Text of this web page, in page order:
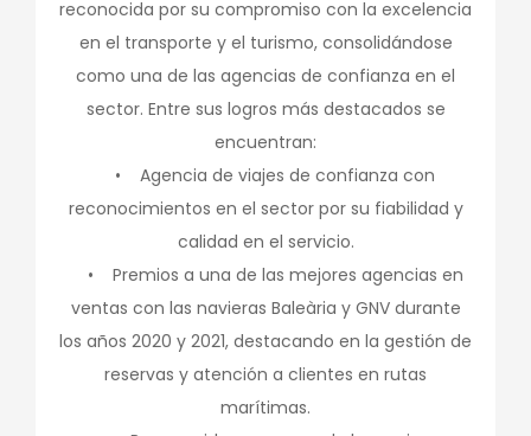
reconocida por su compromiso con la excelencia
en el transporte y el turismo, consolidándose
como una de las agencias de confianza en el
sector. Entre sus logros más destacados se
encuentran:
• Agencia de viajes de confianza con
reconocimientos en el sector por su fiabilidad y
calidad en el servicio.
• Premios a una de las mejores agencias en
ventas con las navieras Baleària y GNV durante
los años 2020 y 2021, destacando en la gestión de
reservas y atención a clientes en rutas
marítimas.